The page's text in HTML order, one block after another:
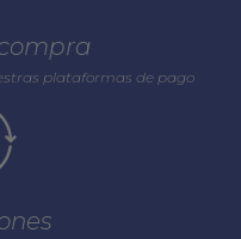
plataformas de pago